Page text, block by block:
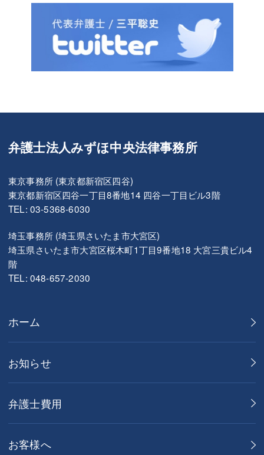
弁護士法人みずほ中央法律事務所
東京事務所 (東京都新宿区四谷)
東京都新宿区四谷一丁目8番地14 四谷一丁目ビル3階
TEL: 03-5368-6030
埼玉事務所 (埼玉県さいたま市大宮区)
埼玉県さいたま市大宮区桜木町1丁目9番地18 大宮三貴ビル4
階
TEL: 048-657-2030
ホーム
お知らせ
弁護士費用
お客様へ